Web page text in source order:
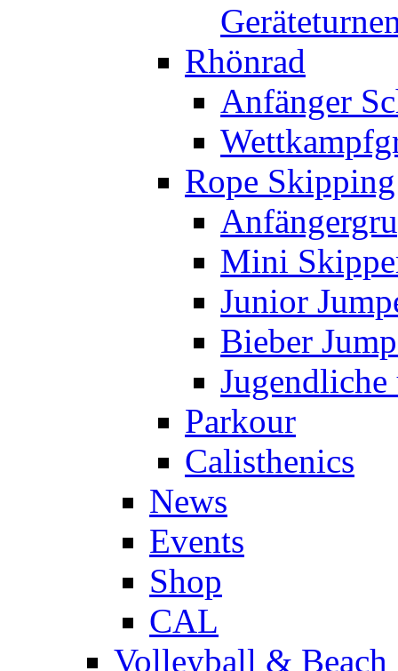
Rhönrad
Anfänger
Rope Skipping
Mini
Junior
Bieber
Jugendliche
Parkour
Calisthenics
News
Events
Shop
CAL
Volleyball & Beach